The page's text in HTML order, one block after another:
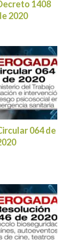
1408
2020
064 de